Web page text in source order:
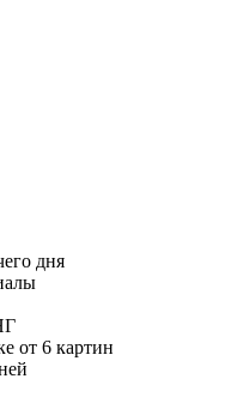
дня
от 6 картин